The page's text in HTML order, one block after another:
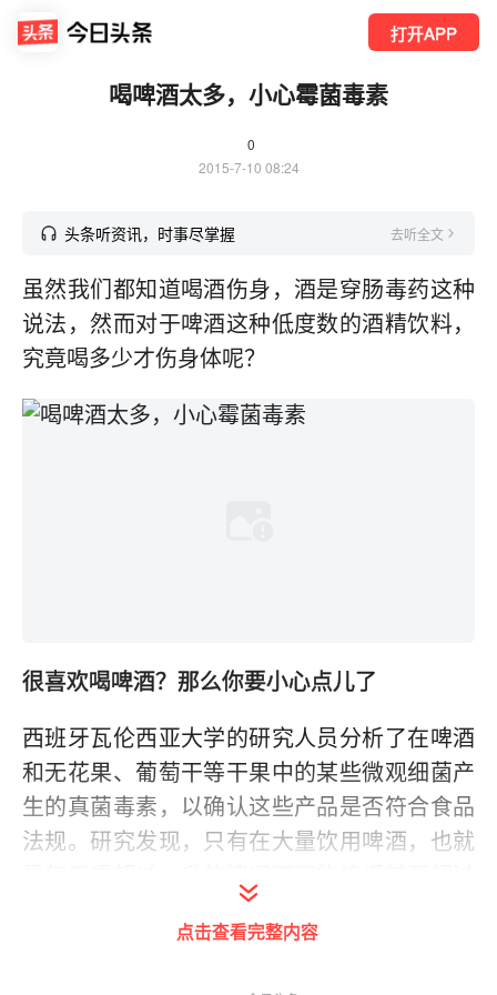
打开APP
喝啤酒太多，小心霉菌毒素
0
2015-7-10 08:24
头条听资讯，时事尽掌握 去听全文
虽然我们都知道喝酒伤身，酒是穿肠毒药这种
说法，然而对于啤酒这种低度数的酒精饮料，
究竟喝多少才伤身体呢？
很喜欢喝啤酒？那么你要小心点儿了
西班牙瓦伦西亚大学的研究人员分析了在啤酒
和无花果、葡萄干等干果中的某些微观细菌产
生的真菌毒素，以确认这些产品是否符合食品
法规。研究发现，只有在大量饮用啤酒，也就
点击查看完整内容